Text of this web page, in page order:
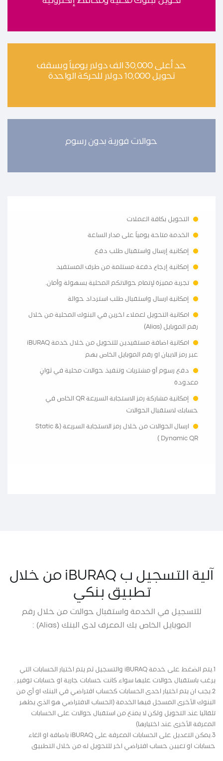
حد أعلى 30,000 الف دولار يومياً وبسقف
تحويل 10,000 دولار للحركة الواحدة
حوالات فورية بدون رسوم
التحويل بكافة العملات
الخدمة متاحة يومياً على مدار الساعة
إمكانية إرسال واستقبال طلب دفع
إمكانية إرجاع دفعة مستلمة من طرف المستفيد
تجربة مميزة لإتمام حوالاتكم المحلية بسهولة وأمان.
إمكانية ارسال واستقبال طلب استرداد حوالة
امكانية التحويل لعملاء اخرين في البنوك المحلية من خلال
رقم الموبايل (Alias)
امكانية اضافة مستفيدين للتحويل من خلال خدمة iBURAQ
عبر رمز الايبان او رقم الموبايل الخاص بهم
دفع رسوم أو مشتريات وتنفيذ حوالات محلية في ثوانٍ
معدودة
إمكانية مشاركة رمز الاستجابة السريعة QR الخاص في
حسابك لاستقبال الحوالات
ارسال الحوالات من خلال رمز الاستجابة السريعة (Static &
Dynamic QR )
آلية التسجيل ب iBURAQ من خلال
تطبيق بنكي
للتسجيل في الخدمة واستقبال حوالات من خلال رقم
الموبايل الخاص بك المعرف لدى البنك (Alias) :
1.يتم الضغط على خدمة iBURAQ والتسجيل ثم يتم اختيار الحسابات التي
يرغب باستقبال حوالات عليها سواء كانت حسابات جارية او حسابات توفير .
2.يجب ان يتم اختيار احدى الحسابات كحساب افتراضي في البنك او أي من
البنوك الأخرى المسجل فيها الخدمة (الحساب الافتراضي هو الذي يظهر
تلقائيا عند التحويل ولكن لا يمنع من استقبال حوالات على الحسابات
المعرفة الأخرى عند اختيارها)
3.يمكن التعديل على الحسابات المعرفة على iBURAQ باضافة او الغاء
حسابات او تعيين حساب افتراضي اخر للتحويل له من خلال التطبيق